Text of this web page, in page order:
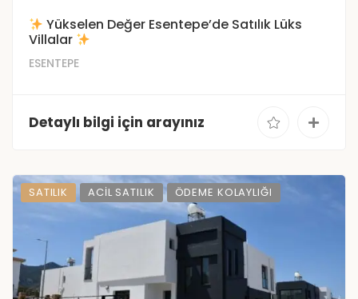
Yükselen Değer Esentepe’de Satılık Lüks
Villalar
ESENTEPE
Detaylı bilgi için arayınız
SATILIK ACIL SATILIK ÖDEME KOLAYLIĞI